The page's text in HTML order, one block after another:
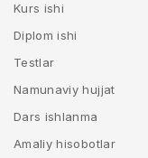
Kurs ishi
Diplom ishi
Testlar
Namunaviy hujjat
Dars ishlanma
Amaliy hisobotlar